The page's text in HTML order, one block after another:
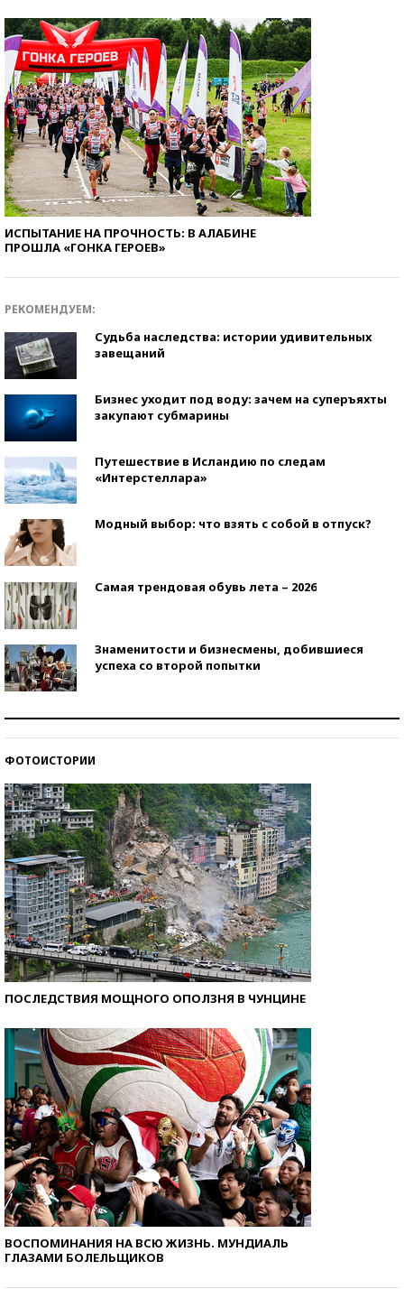
ИСПЫТАНИЕ НА ПРОЧНОСТЬ: В АЛАБИНЕ
ПРОШЛА «ГОНКА ГЕРОЕВ»
РЕКОМЕНДУЕМ:
Судьба наследства: истории удивительных
завещаний
Бизнес уходит под воду: зачем на суперъяхты
закупают субмарины
Путешествие в Исландию по следам
«Интерстеллара»
Модный выбор: что взять с собой в отпуск?
Самая трендовая обувь лета – 2026
Знаменитости и бизнесмены, добившиеся
успеха со второй попытки
ФОТОИСТОРИИ
ПОСЛЕДСТВИЯ МОЩНОГО ОПОЛЗНЯ В ЧУНЦИНЕ
ВОСПОМИНАНИЯ НА ВСЮ ЖИЗНЬ. МУНДИАЛЬ
ГЛАЗАМИ БОЛЕЛЬЩИКОВ